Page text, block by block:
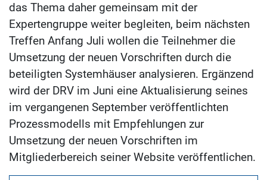
das Thema daher gemeinsam mit der
Expertengruppe weiter begleiten, beim nächsten
Treffen Anfang Juli wollen die Teilnehmer die
Umsetzung der neuen Vorschriften durch die
beteiligten Systemhäuser analysieren. Ergänzend
wird der DRV im Juni eine Aktualisierung seines
im vergangenen September veröffentlichten
Prozessmodells mit Empfehlungen zur
Umsetzung der neuen Vorschriften im
Mitgliederbereich seiner Website veröffentlichen.